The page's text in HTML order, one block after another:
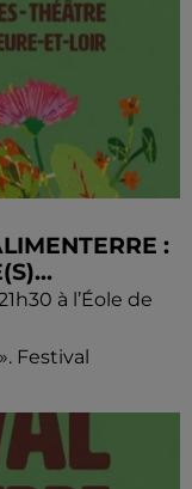
:
à l’Éole de
Festival